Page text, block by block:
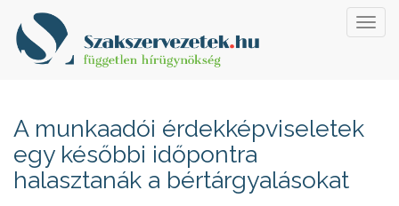
A munkaadói érdekképviseletek
egy későbbi időpontra
halasztanák a bértárgyalásokat